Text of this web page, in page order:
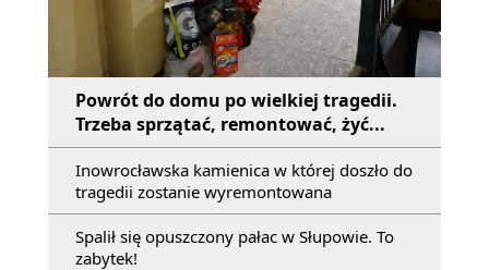
Powrót do domu po wielkiej tragedii.
Trzeba sprzątać, remontować, żyć...
Inowrocławska kamienica w której doszło do
tragedii zostanie wyremontowana
Spalił się opuszczony pałac w Słupowie. To
zabytek!